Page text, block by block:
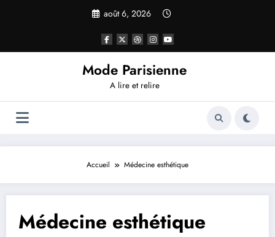
août 6, 2026
Mode Parisienne
A lire et relire
Accueil Médecine esthétique
Médecine esthétique